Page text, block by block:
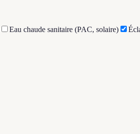
Eau chaude sanitaire (PAC, solaire)